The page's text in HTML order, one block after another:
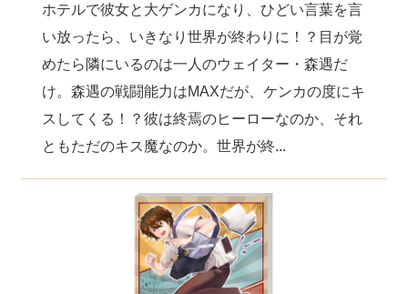
ホテルで彼女と大ゲンカになり、ひどい言葉を言
い放ったら、いきなり世界が終わりに！？目が覚
めたら隣にいるのは一人のウェイター・森遇だ
け。森遇の戦闘能力はMAXだが、ケンカの度にキ
スしてくる！？彼は終焉のヒーローなのか、それ
ともただのキス魔なのか。世界が終...